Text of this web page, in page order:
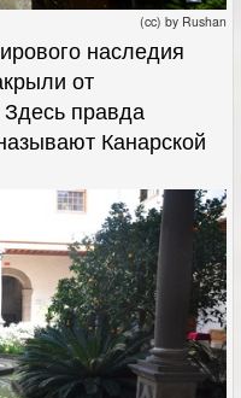
(cc) by Rushan
наследия
от
правда
Канарской